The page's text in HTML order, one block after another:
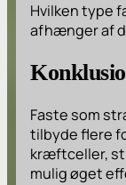
Hvilken type
afhænger af
Faste som
tilbyde flere
kræftceller,
mulig øget